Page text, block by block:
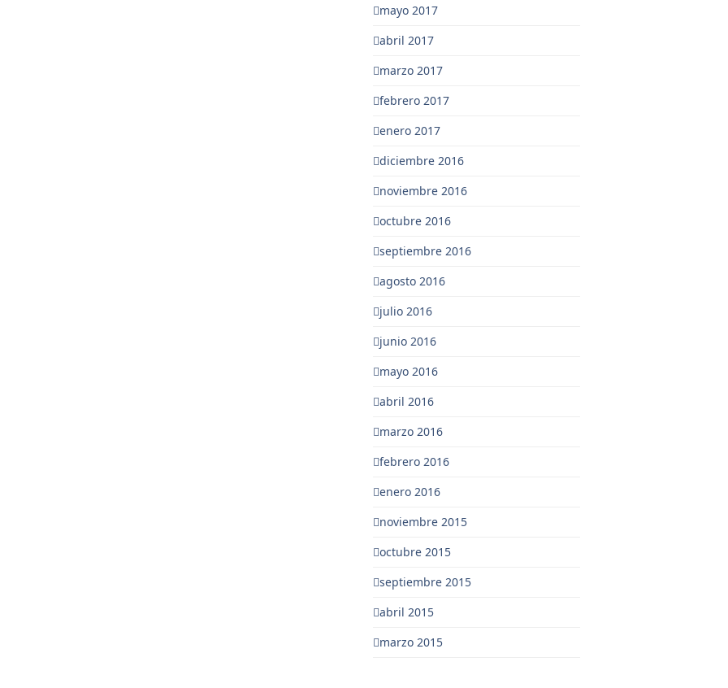
mayo 2017
abril 2017
marzo 2017
febrero 2017
enero 2017
diciembre 2016
noviembre 2016
octubre 2016
septiembre 2016
agosto 2016
julio 2016
junio 2016
mayo 2016
abril 2016
marzo 2016
febrero 2016
enero 2016
noviembre 2015
octubre 2015
septiembre 2015
abril 2015
marzo 2015